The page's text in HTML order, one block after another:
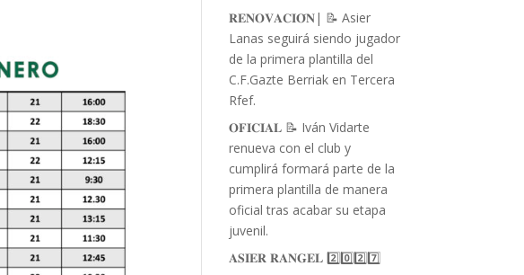
𝐑𝐄𝐍𝐎𝐕𝐀𝐂𝐈𝐎́𝐍| 📝 Asier
Lanas seguirá siendo jugador
de la primera plantilla del
C.F.Gazte Berriak en Tercera
Rfef.
𝐎𝐅𝐈𝐂𝐈𝐀𝐋 📝 Iván Vidarte
renueva con el club y
cumplirá formará parte de la
primera plantilla de manera
oficial tras acabar su etapa
juvenil.
𝐀𝐒𝐈𝐄𝐑 𝐑𝐀𝐍𝐆𝐄𝐋 2️⃣0️⃣2️⃣7️⃣